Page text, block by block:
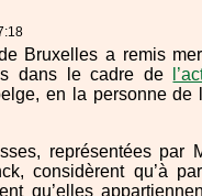
Bruxelles a remis
dans le cadre de
en la personne
représentées par
considèrent qu’à
qu’elles